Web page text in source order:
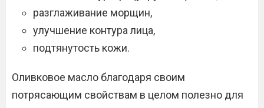
разглаживание морщин,
улучшение контура лица,
подтянутость кожи.
Оливковое масло благодаря своим
потрясающим свойствам в целом полезно для